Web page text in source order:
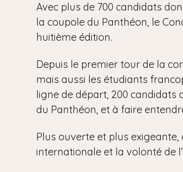
Avec plus de 700 candidats
la coupole du Panthéon, le
huitième édition.
Depuis le premier tour de la
mais aussi les étudiants
ligne de départ, 200 candidats
du Panthéon, et à faire
Plus ouverte et plus
internationale et la volonté de